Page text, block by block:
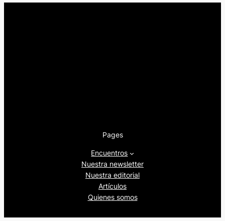
Pages
Encuentros
Nuestra newsletter
Nuestra editorial
Artículos
Quienes somos